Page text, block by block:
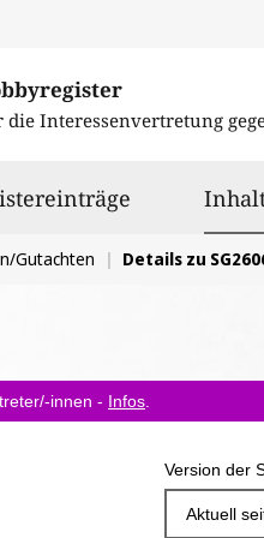
die Interessenvertretung
Gutachten Details zu
innen - Infos
Version der